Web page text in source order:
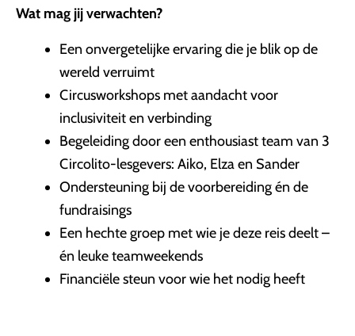
Wat mag jij verwachten?
Een onvergetelijke ervaring die je blik op de
wereld verruimt
Circusworkshops met aandacht voor
inclusiviteit en verbinding
Begeleiding door een enthousiast team van 3
Circolito-lesgevers: Aiko, Elza en Sander
Ondersteuning bij de voorbereiding én de
fundraisings
Een hechte groep met wie je deze reis deelt –
én leuke teamweekends
Financiële steun voor wie het nodig heeft